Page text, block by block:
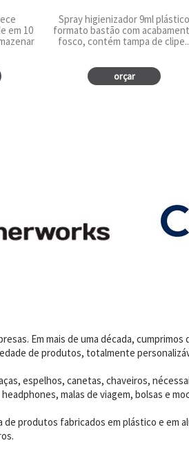
em 10
Spray higienizador 9ml plástico
formato bastão com
fosco, contém tampa de
orçar
Em mais de uma década,
de produtos, totalmente
espelhos, canetas, chaveiros,
malas de viagem, bolsas e
produtos fabricados em plástico e em